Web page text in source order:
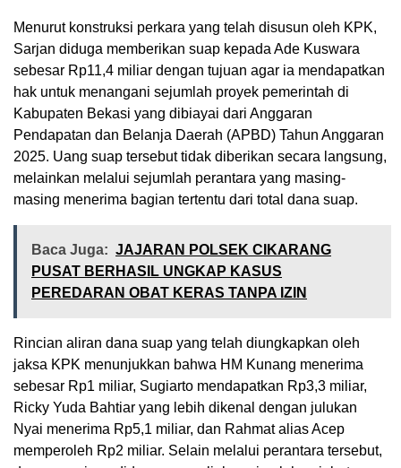
Menurut konstruksi perkara yang telah disusun oleh KPK,
Sarjan diduga memberikan suap kepada Ade Kuswara
sebesar Rp11,4 miliar dengan tujuan agar ia mendapatkan
hak untuk menangani sejumlah proyek pemerintah di
Kabupaten Bekasi yang dibiayai dari Anggaran
Pendapatan dan Belanja Daerah (APBD) Tahun Anggaran
2025. Uang suap tersebut tidak diberikan secara langsung,
melainkan melalui sejumlah perantara yang masing-
masing menerima bagian tertentu dari total dana suap.
Baca Juga: JAJARAN POLSEK CIKARANG
PUSAT BERHASIL UNGKAP KASUS
PEREDARAN OBAT KERAS TANPA IZIN
Rincian aliran dana suap yang telah diungkapkan oleh
jaksa KPK menunjukkan bahwa HM Kunang menerima
sebesar Rp1 miliar, Sugiarto mendapatkan Rp3,3 miliar,
Ricky Yuda Bahtiar yang lebih dikenal dengan julukan
Nyai menerima Rp5,1 miliar, dan Rahmat alias Acep
memperoleh Rp2 miliar. Selain melalui perantara tersebut,